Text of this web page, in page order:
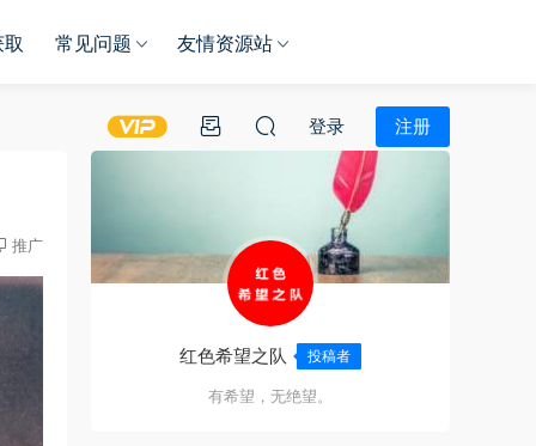
常见问题 友情资源站
登录 注册
推广
红色希望之队 投稿者
有希望，无绝望。